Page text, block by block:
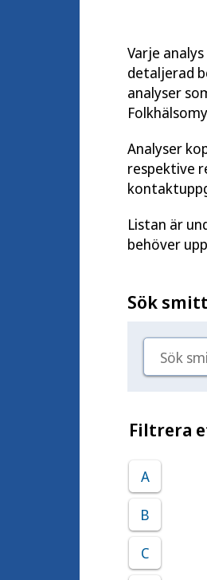
Varje
detaljerad
analyser
Analyser
respektive
Listan är
behöver
Sök
Sök
Filtrera
A
B
C